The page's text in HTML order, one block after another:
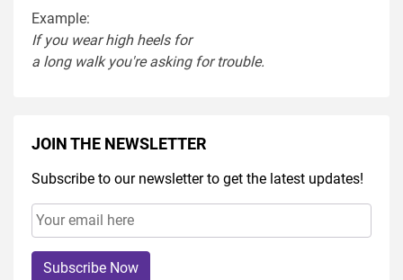
Example:
If you wearhigh heelsfor
a long walkyou'reaskingfortrouble.
JOIN THE NEWSLETTER
Subscribe to our newsletter to get the latest updates!
Subscribe Now